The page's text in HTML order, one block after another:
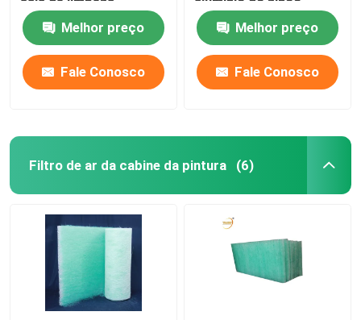
Melhor preço
Fale Conosco
Melhor preço
Fale Conosco
Filtro de ar da cabine da pintura (6)